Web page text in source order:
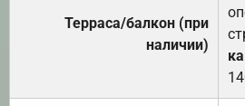
Терраса/балкон (при
наличии)